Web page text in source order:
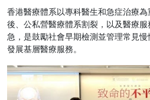
香港醫療體系以專科醫生和急症治療
後、公私營醫療體系割裂，以及醫療
急，是鼓勵社會早期檢測並管理常見慢
發展基層醫療服務。